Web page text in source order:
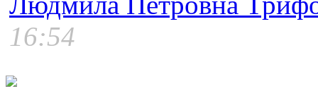
16:54